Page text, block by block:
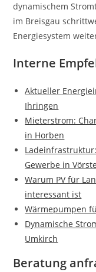
dynamischem
im Breisgau
Energiesystem
Interne
Aktueller
Ihringen
Mieterstrom:
in Horben
Gewerbe in
Warum PV für
interessant ist
Wärmepumpen
Dynamische
Umkirch
Beratung